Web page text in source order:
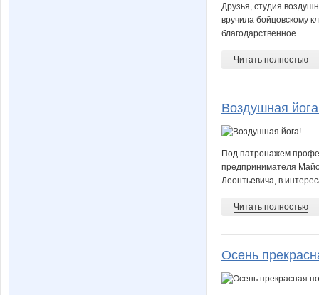
Друзья, студия
вручила бойцовскому
благодарственное...
Читать полностью
Воздушная
Под патронажем
предпринимателя
Леонтьевича, в
Читать полностью
Осень